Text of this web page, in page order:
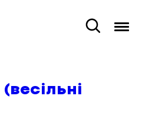
(весільні